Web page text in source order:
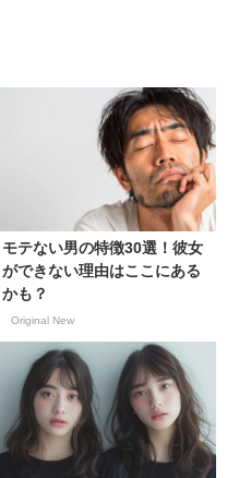
モテない男の特徴30選！彼女
ができない理由はここにある
かも？
Original New